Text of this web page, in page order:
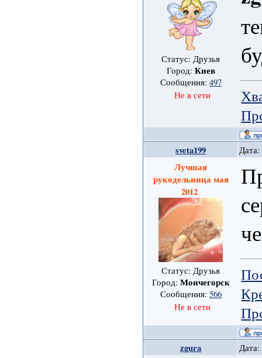
Статус: Друзья
Город: Киев
Сообщения: 497
Не в сети
sveta199 Дата:
Лучшая
рукодельница мая
2012
Статус: Друзья
Город: Мончегорск
Сообщения: 566
Не в сети
zgura